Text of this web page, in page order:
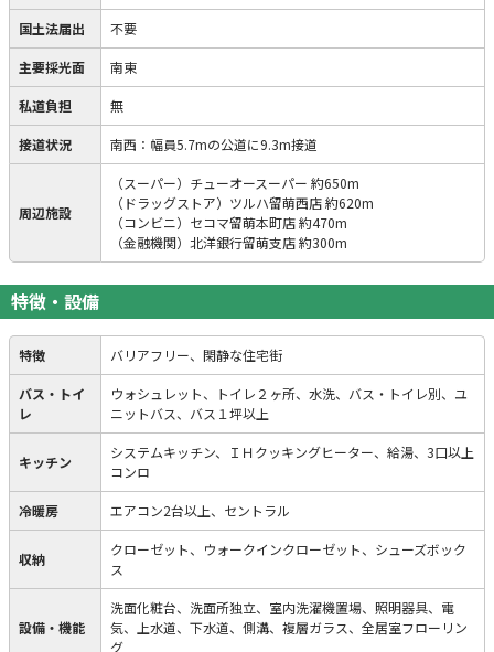
国土法届出 不要
主要採光面 南東
私道負担 無
接道状況 南西：幅員5.7mの公道に9.3m接道
周辺施設
（スーパー）チューオースーパー 約650m
（ドラッグストア）ツルハ留萌西店 約620m
（コンビニ）セコマ留萌本町店 約470m
（金融機関）北洋銀行留萌支店 約300m
特徴・設備
特徴 バリアフリー、閑静な住宅街
バス・トイ
レ
ウォシュレット、トイレ２ヶ所、水洗、バス・トイレ別、ユ
ニットバス、バス１坪以上
キッチン
システムキッチン、ＩＨクッキングヒーター、給湯、3口以上
コンロ
冷暖房 エアコン2台以上、セントラル
収納
クローゼット、ウォークインクローゼット、シューズボック
ス
設備・機能
洗面化粧台、洗面所独立、室内洗濯機置場、照明器具、電
気、上水道、下水道、側溝、複層ガラス、全居室フローリン
グ